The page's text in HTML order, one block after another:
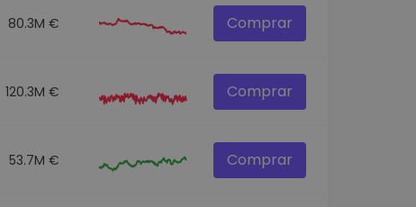
80.3M € Comprar
120.3M € Comprar
53.7M € Comprar